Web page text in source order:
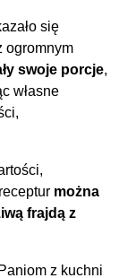
się
ogromnym
swoje porcje,
własne
można
frajdą z
z kuchni